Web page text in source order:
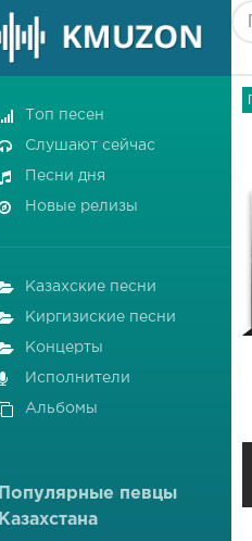
Топ песен
Слушают сейчас
Песни дня
Новые релизы
Казахские песни
Киргизиские песни
Концерты
Исполнители
Альбомы
Популярные певцы
Казахстана